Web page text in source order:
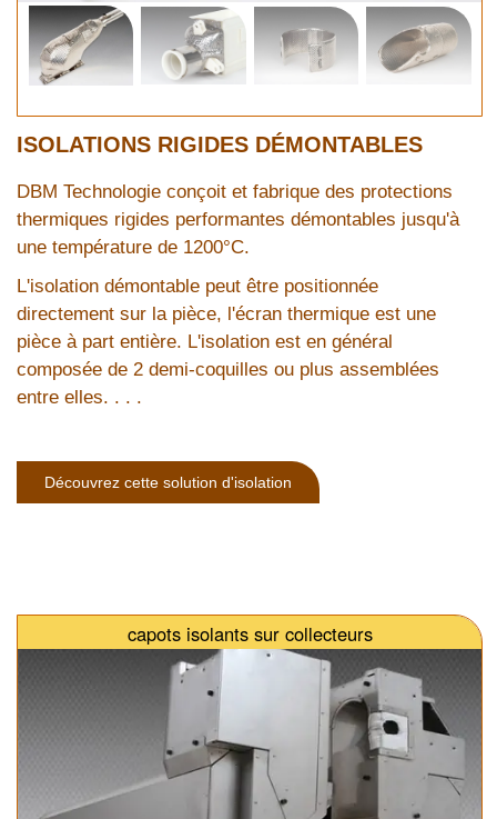
ISOLATIONS RIGIDES DÉMONTABLES
DBM Technologie conçoit et fabrique des protections
thermiques rigides performantes démontables jusqu'à
une température de 1200°C.
L'isolation démontable peut être positionnée
directement sur la pièce, l'écran thermique est une
pièce à part entière. L'isolation est en général
composée de 2 demi-coquilles ou plus assemblées
entre elles. . . .
Découvrez cette solution d'isolation
capots isolants sur collecteurs